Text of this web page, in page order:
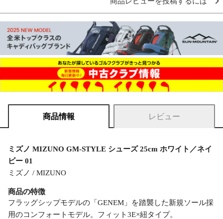
商品情報 レビュー
ミズノ MIZUNO GM-STYLE シューズ 25cm ホワイト／ネイ
ビー 01
ミズノ / MIZUNO
商品の特徴
フラッグシップモデルの「GENEM」を踏襲した新規ソール採
用のコンフォートモデル。フィット3E×紐タイプ。